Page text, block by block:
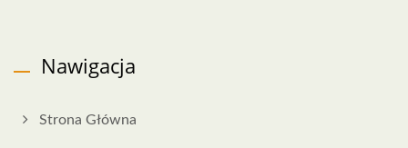
Nawigacja
Strona Główna